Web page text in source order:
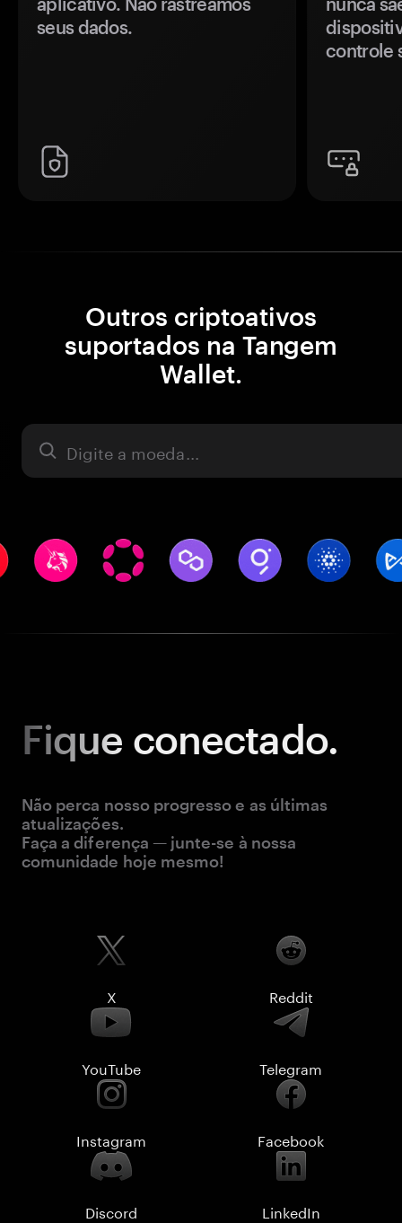
seus dados.
controle
Outros criptoativos
suportados na Tangem
Wallet.
Ativo
Fique conectado.
Não perca nosso progresso e as últimas
atualizações.
Faça a diferença — junte-se à nossa
comunidade hoje mesmo!
X Reddit
YouTube Telegram
Instagram Facebook
Discord LinkedIn